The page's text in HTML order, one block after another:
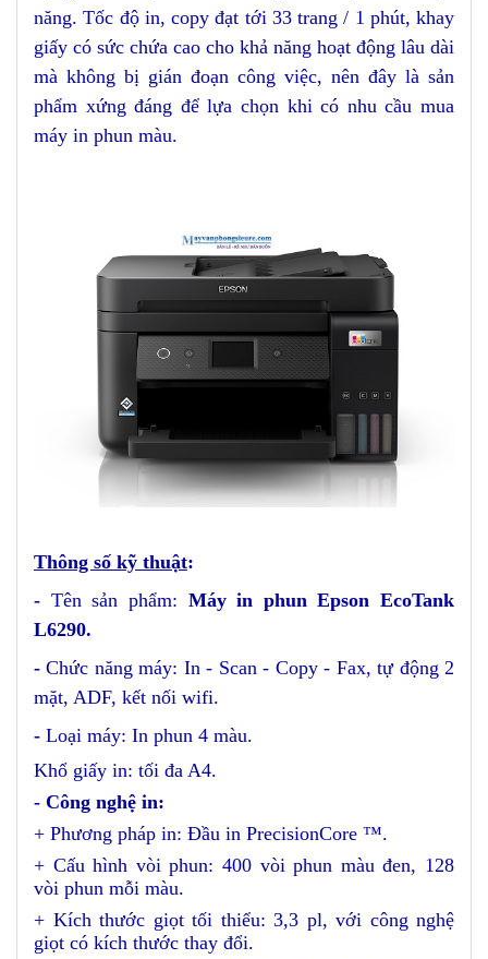
năng. Tốc độ in, copy đạt tới 33 trang / 1 phút, khay
giấy có sức chứa cao cho khả năng hoạt động lâu dài
mà không bị gián đoạn công việc, nên đây là sản
phẩm xứng đáng để lựa chọn khi có nhu cầu mua
máy in phun màu.
Thông số kỹ thuật:
- Tên sản phẩm: Máy in phun Epson EcoTank
L6290.
-Chức năng máy: In - Scan - Copy - Fax, tự động 2
mặt, ADF, kết nối wifi.
- Loại máy: In phun 4 màu.
Khổ giấy in: tối đa A4.
- Công nghệ in:
+ Phương pháp in: Đầu in PrecisionCore ™.
+ Cấu hình vòi phun: 400 vòi phun màu đen, 128
vòi phun mỗi màu.
+ Kích thước giọt tối thiểu: 3,3 pl, với công nghệ
giọt có kích thước thay đổi.